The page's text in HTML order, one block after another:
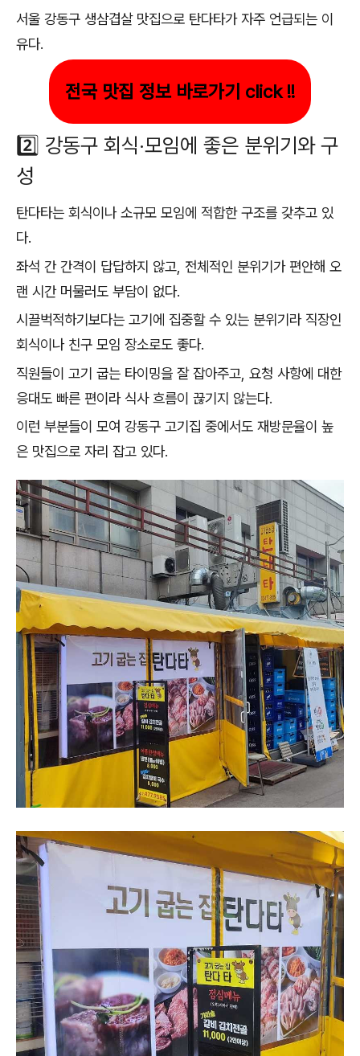
서울 강동구 생삼겹살 맛집으로 탄다타가 자주 언급되는 이
유다.
전국 맛집 정보 바로가기 click !!
2️⃣ 강동구 회식·모임에 좋은 분위기와 구
성
탄다타는 회식이나 소규모 모임에 적합한 구조를 갖추고 있
다.
좌석 간 간격이 답답하지 않고, 전체적인 분위기가 편안해 오
랜 시간 머물러도 부담이 없다.
시끌벅적하기보다는 고기에 집중할 수 있는 분위기라 직장인
회식이나 친구 모임 장소로도 좋다.
직원들이 고기 굽는 타이밍을 잘 잡아주고, 요청 사항에 대한
응대도 빠른 편이라 식사 흐름이 끊기지 않는다.
이런 부분들이 모여 강동구 고기집 중에서도 재방문율이 높
은 맛집으로 자리 잡고 있다.